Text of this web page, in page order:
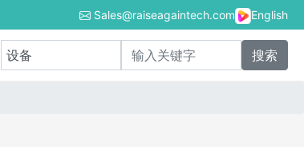
Sales@raiseagaintech.com English